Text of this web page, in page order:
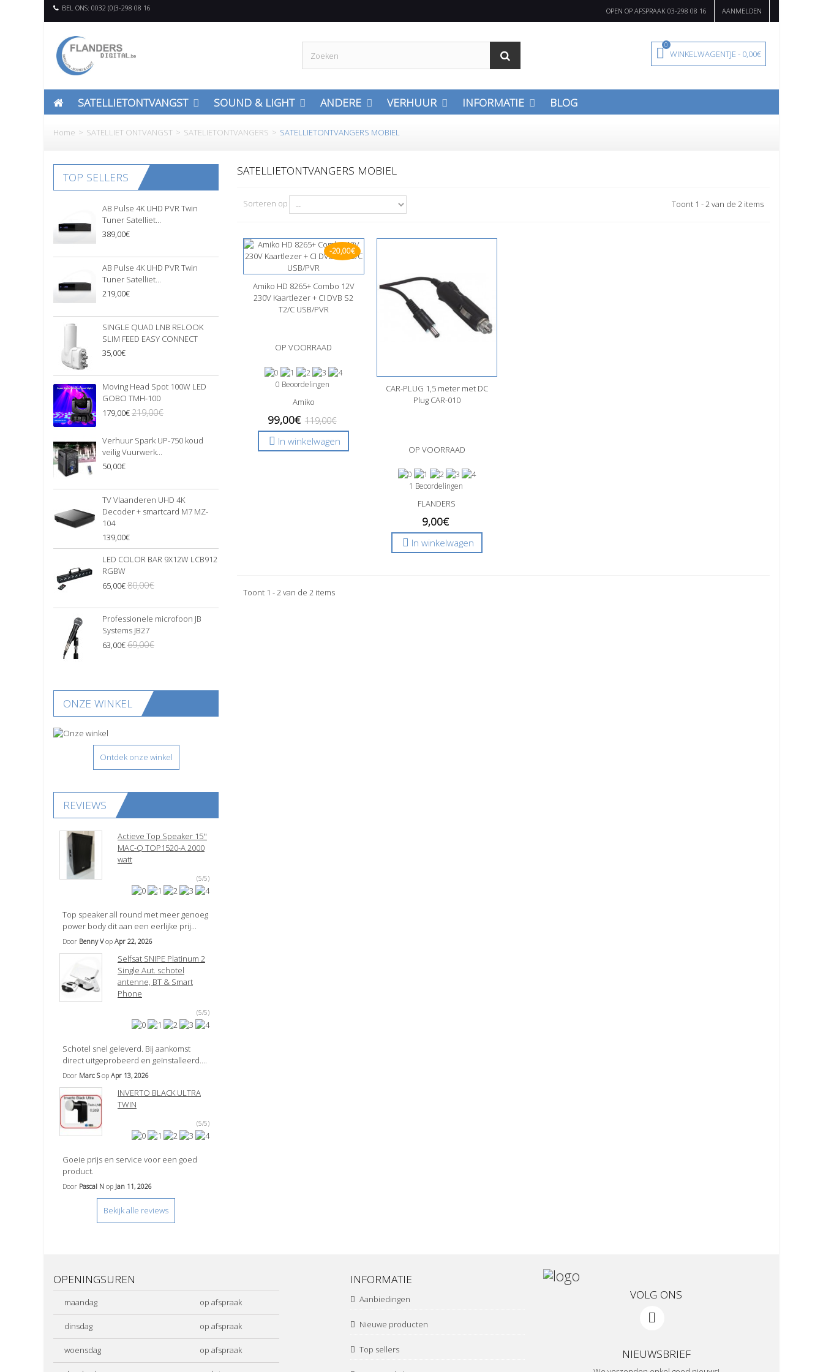
BEL ONS: 0032 (0)3-298 08 16 AANMELDEN
OPEN OP AFSPRAAK 03-298 08 16
0
WINKELWAGENTJE- 0,00€
SATELLIETONTVANGST SOUND & LIGHT ANDERE VERHUUR INFORMATIE BLOG
Home > SATELLIET ONTVANGST > SATELIETONTVANGERS > SATELLIETONTVANGERS MOBIEL
TOP SELLERS
AB Pulse 4K UHD PVR Twin
Tuner Satelliet...
389,00€
AB Pulse 4K UHD PVR Twin
Tuner Satelliet...
219,00€
SINGLE QUAD LNB RELOOK
SLIM FEED EASY CONNECT
35,00€
Moving Head Spot 100W LED
GOBO TMH-100
179,00€219,00€
Verhuur Spark UP-750 koud
veilig Vuurwerk...
50,00€
TV Vlaanderen UHD 4K
Decoder + smartcard M7 MZ-
104
139,00€
LED COLOR BAR 9X12W LCB912
RGBW
65,00€80,00€
Professionele microfoon JB
Systems JB27
63,00€69,00€
ONZE WINKEL
Ontdek onze winkel
REVIEWS
Actieve Top Speaker 15''
MAC-Q TOP1520-A 2000
watt
(5/5)
Top speaker all round met meer genoeg
power body dit aan een eerlijke prij...
Door Benny Vop Apr 22, 2026
Selfsat SNIPE Platinum 2
Single Aut. schotel
antenne, BT & Smart
Phone
(5/5)
Schotel snel geleverd. Bij aankomst
direct uitgeprobeerd en geïnstalleerd....
Door Marc Sop Apr 13, 2026
INVERTO BLACK ULTRA
TWIN
(5/5)
Goeie prijs en service voor een goed
product.
Door Pascal N op Jan 11, 2026
Bekijk alle reviews
SATELLIETONTVANGERS MOBIEL
Sorteren op Toont 1 - 2 van de 2 items
Snel bekijken
-20,00€
Amiko HD 8265+ Combo 12V
230V Kaartlezer + CI DVB S2
T2/C USB/PVR
OP VOORRAAD
0 Beoordelingen
Amiko
99,00€ 119,00€
In winkelwagen
Snel bekijken
CAR-PLUG 1,5 meter met DC
Plug CAR-010
OP VOORRAAD
1 Beoordelingen
FLANDERS
9,00€
In winkelwagen
Toont 1 - 2 van de 2 items
OPENINGSUREN
maandag op afspraak
dinsdag op afspraak
woensdag op afspraak
INFORMATIE
Aanbiedingen
Nieuwe producten
Top sellers
VOLG ONS
NIEUWSBRIEF